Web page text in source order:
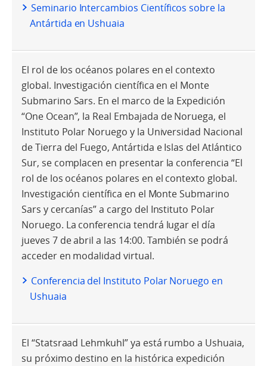
Seminario Intercambios Científicos sobre la
Antártida en Ushuaia
El rol de los océanos polares en el contexto
global. Investigación científica en el Monte
Submarino Sars. En el marco de la Expedición
“One Ocean”, la Real Embajada de Noruega, el
Instituto Polar Noruego y la Universidad Nacional
de Tierra del Fuego, Antártida e Islas del Atlántico
Sur, se complacen en presentar la conferencia “El
rol de los océanos polares en el contexto global.
Investigación científica en el Monte Submarino
Sars y cercanías” a cargo del Instituto Polar
Noruego. La conferencia tendrá lugar el día
jueves 7 de abril a las 14:00. También se podrá
acceder en modalidad virtual.
Conferencia del Instituto Polar Noruego en
Ushuaia
El “Statsraad Lehmkuhl” ya está rumbo a Ushuaia,
su próximo destino en la histórica expedición